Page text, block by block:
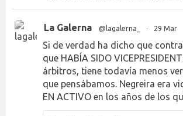
La Galerna @lagalerna_ · 29 Mar
Si de verdad ha dicho que
que HABÍA SIDO
árbitros, tiene todavía menos
que pensábamos. Negreira era
EN ACTIVO en los años de los